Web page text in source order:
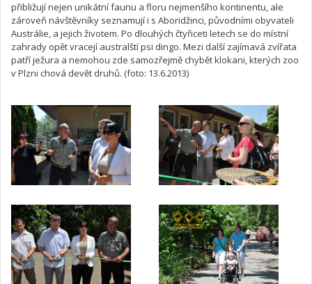
přibližují nejen unikátní faunu a floru nejmenšího kontinentu, ale
zároveň návštěvníky seznamují i s Aboridžinci, původními obyvateli
Austrálie, a jejich životem. Po dlouhých čtyřiceti letech se do místní
zahrady opět vracejí australští psi dingo. Mezi další zajímavá zvířata
patří ježura a nemohou zde samozřejmě chybět klokani, kterých zoo
v Plzni chová devět druhů. (foto: 13.6.2013)